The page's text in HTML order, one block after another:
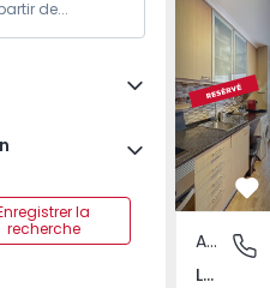
la
recherche
2
1
Loures,
Appartement
Loures, Lisboa